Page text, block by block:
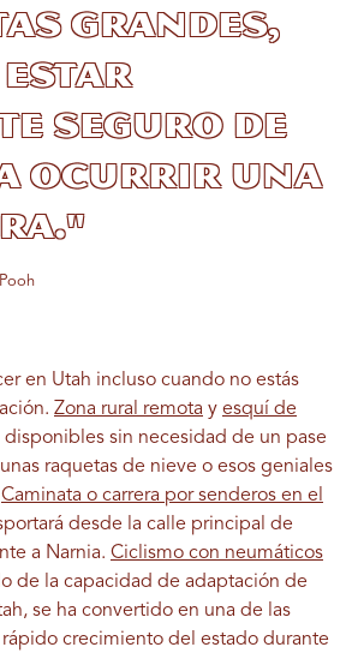
grandes,
estar
seguro de
a ocurrir una
en Utah incluso cuando no estás
Zona rural remota y esquí de
disponibles sin necesidad de un pase
raquetas de nieve o esos geniales
Caminata o carrera por senderos en el
desde la calle principal de
a Narnia. Ciclismo con neumáticos
de la capacidad de adaptación de
se ha convertido en una de las
crecimiento del estado durante